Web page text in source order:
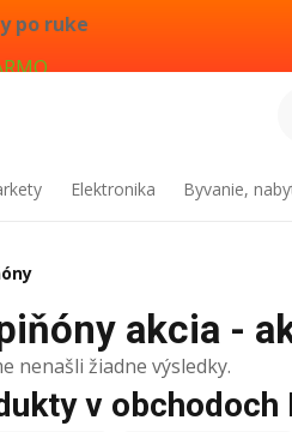
po ruke
Elektronika Byvanie,
akcia -
nenašli žiadne výsledky.
v obchodoch